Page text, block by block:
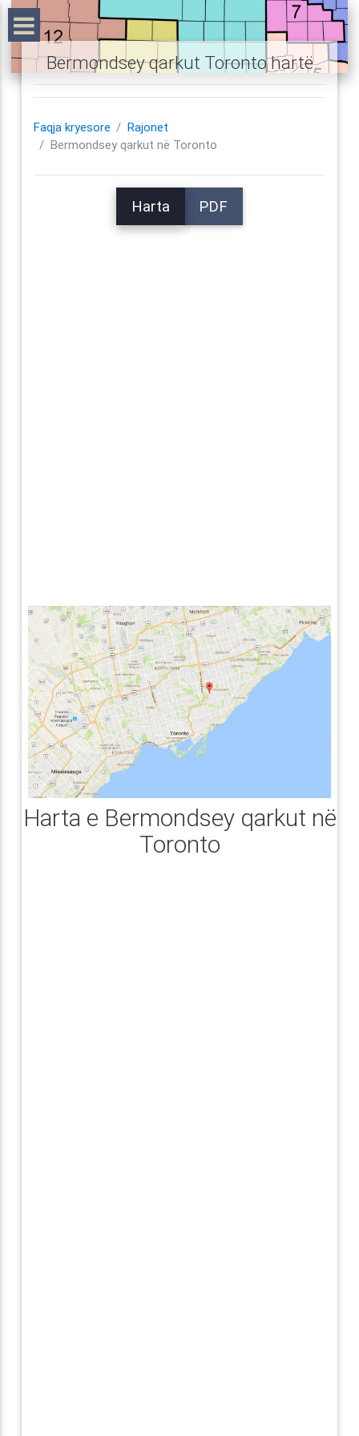
Bermondsey qarkut Toronto hartë
Faqja kryesore
Rajonet
Bermondsey qarkut në Toronto
Harta PDF
Harta e Bermondsey qarkut në
Toronto